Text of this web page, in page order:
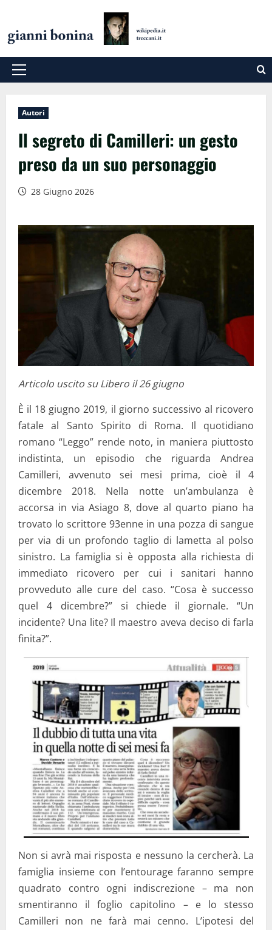
contenuto
Menu
Autori
Il segreto di Camilleri: un gesto
preso da un suo personaggio
28 Giugno 2026
Articolo uscito su Libero il 26 giugno
È il 18 giugno 2019, il giorno successivo al ricovero
fatale al Santo Spirito di Roma. Il quotidiano
romano “Leggo” rende noto, in maniera piuttosto
indistinta, un episodio che riguarda Andrea
Camilleri, avvenuto sei mesi prima, cioè il 4
dicembre 2018. Nella notte un’ambulanza è
accorsa in via Asiago 8, dove al quarto piano ha
trovato lo scrittore 93enne in una pozza di sangue
per via di un profondo taglio di lametta al polso
sinistro. La famiglia si è opposta alla richiesta di
immediato ricovero per cui i sanitari hanno
provveduto alle cure del caso. “Cosa è successo
quel 4 dicembre?” si chiede il giornale. “Un
incidente? Una lite? Il maestro aveva deciso di farla
finita?”.
Non si avrà mai risposta e nessuno la cercherà. La
famiglia insieme con l’entourage faranno sempre
quadrato contro ogni indiscrezione – ma non
smentiranno il foglio capitolino – e lo stesso
Camilleri non ne farà mai cenno. L’ipotesi del